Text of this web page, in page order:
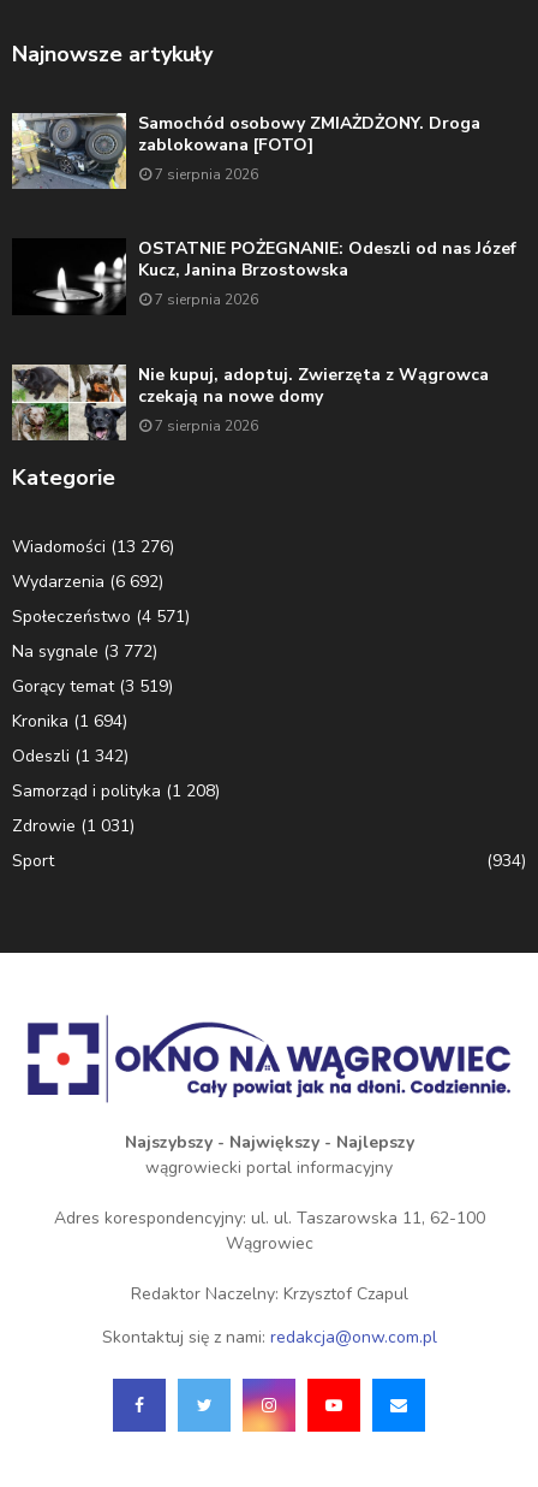
Najnowsze artykuły
Samochód osobowy ZMIAŻDŻONY. Droga
zablokowana [FOTO]
7 sierpnia 2026
OSTATNIE POŻEGNANIE: Odeszli od nas Józef
Kucz, Janina Brzostowska
7 sierpnia 2026
Nie kupuj, adoptuj. Zwierzęta z Wągrowca
czekają na nowe domy
7 sierpnia 2026
Kategorie
Wiadomości (13 276)
Wydarzenia (6 692)
Społeczeństwo (4 571)
Na sygnale (3 772)
Gorący temat(3 519)
Kronika (1 694)
Odeszli (1 342)
Samorząd i polityka (1 208)
Zdrowie (1 031)
Sport
(934)
Najszybszy - Największy - Najlepszy
wągrowiecki portal informacyjny
Adres korespondencyjny: ul. ul. Taszarowska 11, 62-100
Wągrowiec
Redaktor Naczelny: Krzysztof Czapul
Skontaktuj się z nami: redakcja@onw.com.pl